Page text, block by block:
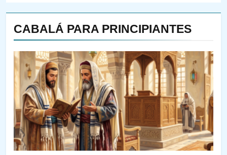
CABALÁ PARA PRINCIPIANTES
144
¿QUIÉN ES SABIO? EL QUE
VE LO QUE VA A NACER
PENSAMIENTO JUDÍO PIRKEI AVOT
145